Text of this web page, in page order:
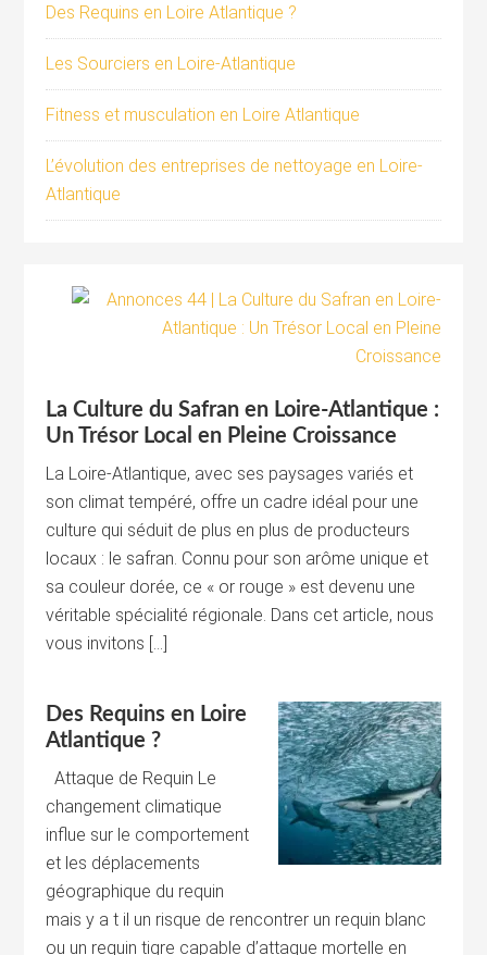
Des Requins en Loire Atlantique ?
Les Sourciers en Loire-Atlantique
Fitness et musculation en Loire Atlantique
L’évolution des entreprises de nettoyage en Loire-
Atlantique
La Culture du Safran en Loire-Atlantique :
Un Trésor Local en Pleine Croissance
La Loire-Atlantique, avec ses paysages variés et
son climat tempéré, offre un cadre idéal pour une
culture qui séduit de plus en plus de producteurs
locaux : le safran. Connu pour son arôme unique et
sa couleur dorée, ce « or rouge » est devenu une
véritable spécialité régionale. Dans cet article, nous
vous invitons […]
Des Requins en Loire
Atlantique ?
Attaque de Requin Le
changement climatique
influe sur le comportement
et les déplacements
géographique du requin
mais y a t il un risque de rencontrer un requin blanc
ou un requin tigre capable d’attaque mortelle en